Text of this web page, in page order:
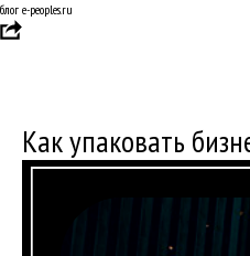
блог e-peoples.ru
Как упаковать